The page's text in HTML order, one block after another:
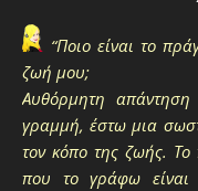
“Ποιο είναι το
ζωή μου;
Αυθόρμητη
γραμμή, έστω μια
τον κόπο της ζωής. Το
που το γράφω είναι